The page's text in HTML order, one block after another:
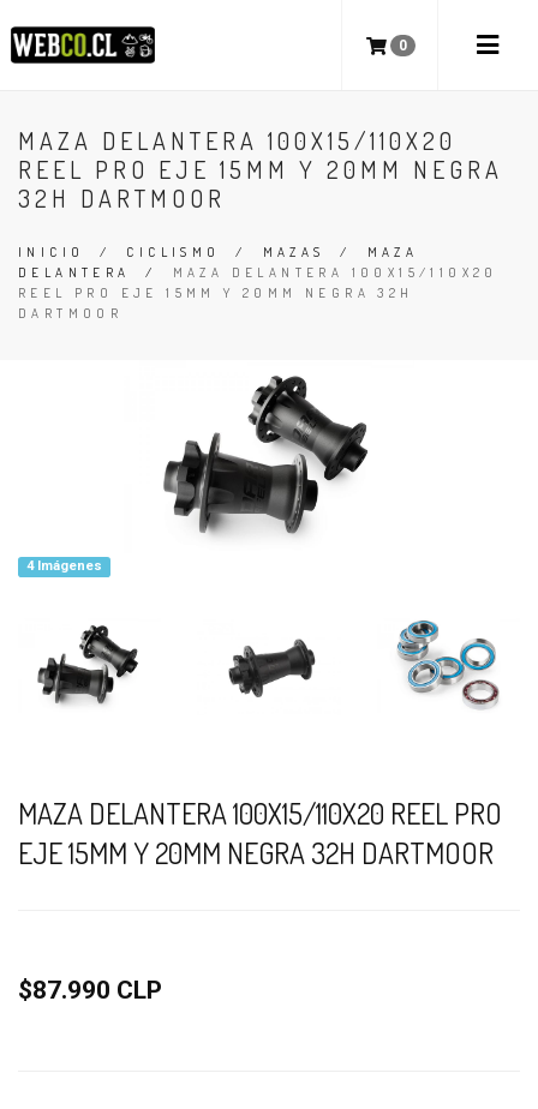
0
MAZA DELANTERA 100X15/110X20
REEL PRO EJE 15MM Y 20MM NEGRA
32H DARTMOOR
INICIO / CICLISMO / MAZAS / MAZA
DELANTERA
/ MAZA DELANTERA 100X15/110X20
REEL PRO EJE 15MM Y 20MM NEGRA 32H
DARTMOOR
4 Imágenes
MAZA DELANTERA 100X15/110X20 REEL PRO
EJE 15MM Y 20MM NEGRA 32H DARTMOOR
$87.990 CLP